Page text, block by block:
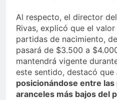
Al respecto, el director
Rivas, explicó que el
partidas de nacimiento,
pasará de $3.500 a
mantendrá vigente
este sentido, destacó que
posicionándose entre
aranceles más bajos del